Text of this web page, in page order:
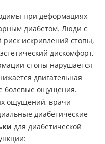
при деформациях
диабетом. Люди с
искривлений стопы,
дискомфорт,
стопы нарушается
двигательная
болевые ощущения.
ощущений, врачи
диабетические
для диабетической